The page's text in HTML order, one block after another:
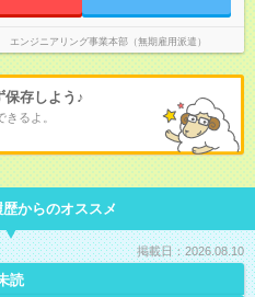
ンジニアリング事業本部（無期雇用派遣）
保存しよう♪
るよ。
からのオススメ
掲載日：2026.08.10
読